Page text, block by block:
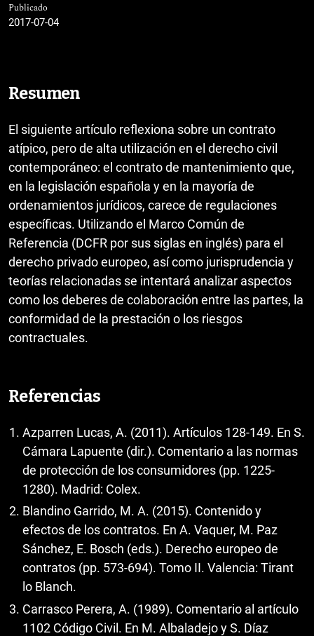
Publicado
2017-07-04
Resumen
El siguiente artículo reflexiona sobre un contrato
atípico, pero de alta utilización en el derecho civil
contemporáneo: el contrato de mantenimiento que,
en la legislación española y en la mayoría de
ordenamientos jurídicos, carece de regulaciones
específicas. Utilizando el Marco Común de
Referencia (DCFR por sus siglas en inglés) para el
derecho privado europeo, así como jurisprudencia y
teorías relacionadas se intentará analizar aspectos
como los deberes de colaboración entre las partes, la
conformidad de la prestación o los riesgos
contractuales.
Referencias
Azparren Lucas, A. (2011). Artículos 128-149. En S.
Cámara Lapuente (dir.). Comentario a las normas
de protección de los consumidores (pp. 1225-
1280). Madrid: Colex.
Blandino Garrido, M. A. (2015). Contenido y
efectos de los contratos. En A. Vaquer, M. Paz
Sánchez, E. Bosch (eds.). Derecho europeo de
contratos (pp. 573-694). Tomo II. Valencia: Tirant
lo Blanch.
Carrasco Perera, A. (1989). Comentario al artículo
1102 Código Civil. En M. Albaladejo y S. Díaz